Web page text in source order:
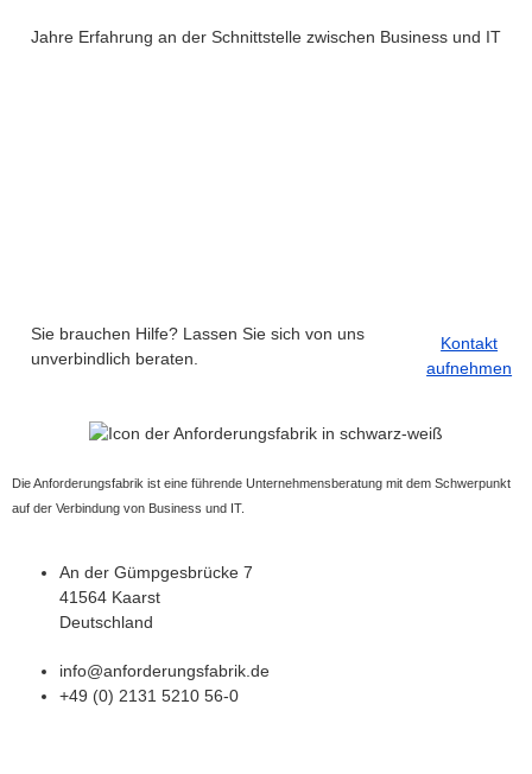
Jahre Erfahrung an der Schnittstelle zwischen Business und IT
Sie brauchen Hilfe? Lassen Sie sich von uns
unverbindlich beraten.
Kontakt
aufnehmen
Die Anforderungsfabrik ist eine führende Unternehmensberatung mit dem Schwerpunkt
auf der Verbindung von Business und IT.
An der Gümpgesbrücke 7
41564 Kaarst
Deutschland
info@anforderungsfabrik.de
+49 (0) 2131 5210 56-0